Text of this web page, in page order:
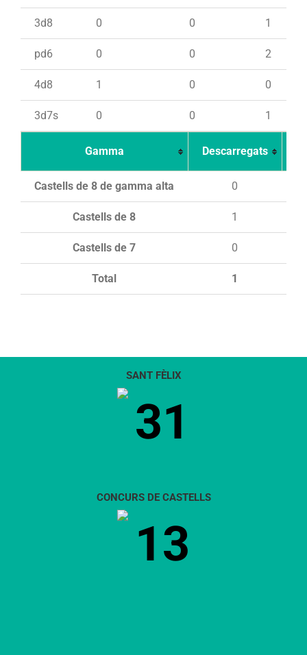
3d8 0 0 1
pd6 0 0 2
4d8 1 0 0
3d7s 0 0 1
Gamma Descarregats
Total 1
Castells de 8 de gamma alta 0
Castells de 8 1
Castells de 7 0
SANT FÈLIX
31
CONCURS DE CASTELLS
13